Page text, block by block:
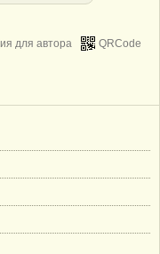
QRCode
для автора